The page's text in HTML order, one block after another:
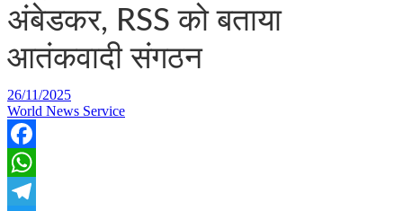
अंबेडकर, RSS को बताया
आतंकवादी संगठन
26/11/2025
World News Service
Facebook
WhatsApp